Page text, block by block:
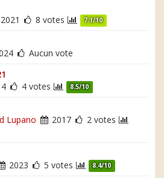
2021 8 votes 7.1/10
Aucun vote
4 votes 8.5/10
Lupano 2017 2 votes
2023 5 votes 8.4/10